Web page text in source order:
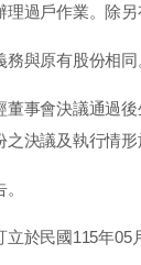
理過戶作業。除另
與原有股份相同
董事會決議通過
之決議及執行情形
於民國115年05